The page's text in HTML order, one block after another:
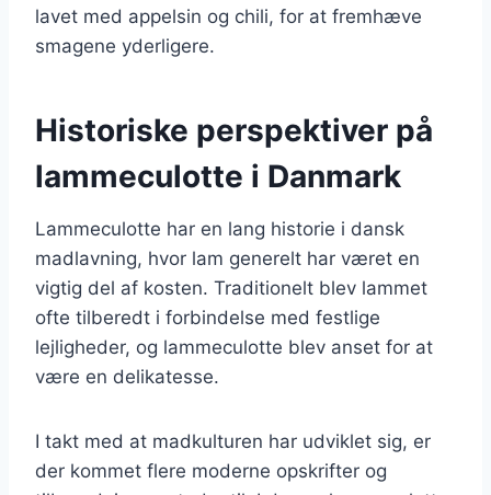
lavet med appelsin og chili, for at fremhæve
smagene yderligere.
Historiske perspektiver på
lammeculotte i Danmark
Lammeculotte har en lang historie i dansk
madlavning, hvor lam generelt har været en
vigtig del af kosten. Traditionelt blev lammet
ofte tilberedt i forbindelse med festlige
lejligheder, og lammeculotte blev anset for at
være en delikatesse.
I takt med at madkulturen har udviklet sig, er
der kommet flere moderne opskrifter og